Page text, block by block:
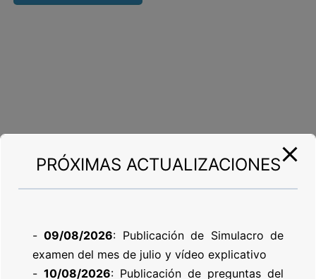
PRÓXIMAS ACTUALIZACIONES
-09/08/2026: Publicación de Simulacro de
examen del mes de julio y vídeo explicativo
- 10/08/2026: Publicación de preguntas del